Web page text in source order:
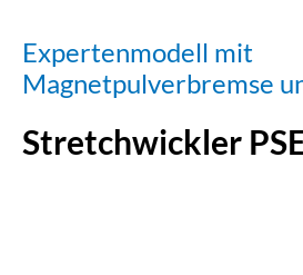
Expertenmodell mit
Magnetpulverbremse
Stretchwickler